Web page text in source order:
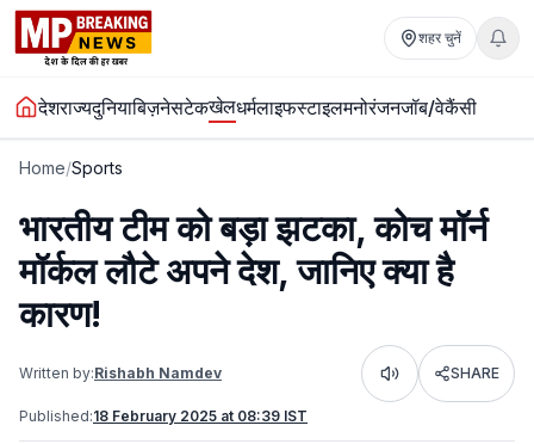
शहर चुनें
देशराज्यदुनियाबिज़नेसटेकखेलधर्मलाइफस्टाइलमनोरंजनजॉब/वेकैंसी
Home/Sports
भारतीय टीम को बड़ा झटका, कोच मॉर्न
मॉर्कल लौटे अपने देश, जानिए क्या है
कारण!
Written by:Rishabh Namdev Listen SHARE
Published:18 February 2025 at 08:39 IST